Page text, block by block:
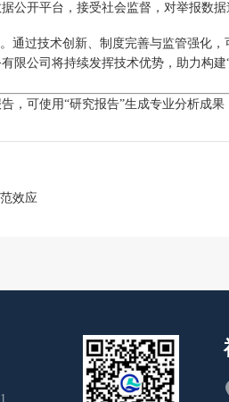
公开平台，接受社会监督，对举报数据
通过技术创新、制度完善与监管强化
限公司将持续发挥技术优势，助力构
可使用“研究报告”生成专业分析成果
效应